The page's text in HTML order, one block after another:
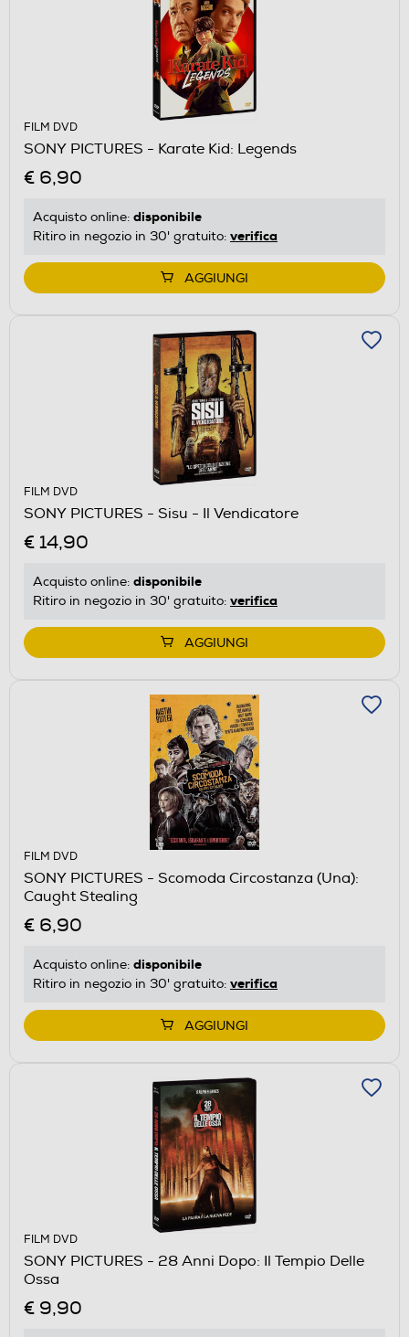
FILM DVD
SONY PICTURES - Karate Kid: Legends
€ 6,90
Acquisto online: disponibile
Ritiro in negozio in 30' gratuito: verifica
AGGIUNGI
FILM DVD
SONY PICTURES - Sisu - Il Vendicatore
€ 14,90
Acquisto online: disponibile
Ritiro in negozio in 30' gratuito: verifica
AGGIUNGI
FILM DVD
SONY PICTURES - Scomoda Circostanza (Una):
Caught Stealing
€ 6,90
Acquisto online: disponibile
Ritiro in negozio in 30' gratuito: verifica
AGGIUNGI
FILM DVD
SONY PICTURES - 28 Anni Dopo: Il Tempio Delle
Ossa
€ 9,90